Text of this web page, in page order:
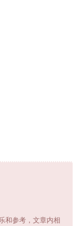
和参考，文章内相